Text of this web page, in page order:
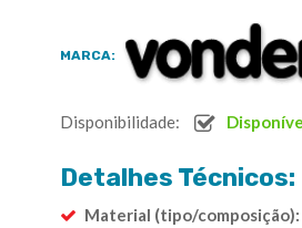
MARCA:
Disponibilidade:
Detalhes Técnicos:
Material (tipo/